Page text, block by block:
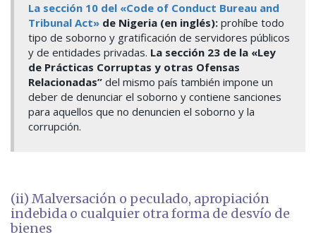
La sección 10 del «Code of Conduct Bureau and
Tribunal Act» de Nigeria (en inglés): prohíbe todo
tipo de soborno y gratificación de servidores públicos
y de entidades privadas. La sección 23 de la «Ley
de Prácticas Corruptas y otras Ofensas
Relacionadas” del mismo país también impone un
deber de denunciar el soborno y contiene sanciones
para aquellos que no denuncien el soborno y la
corrupción.
(ii) Malversación o peculado, apropiación
indebida o cualquier otra forma de desvío de
bienes